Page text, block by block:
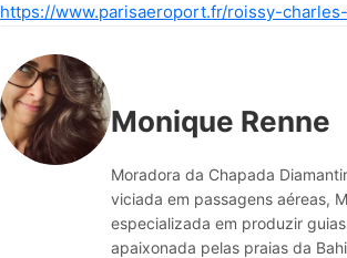
https://www.parisaeroport.fr/roissy-
Monique Renne
Moradora da Chapada
viciada em passagens aéreas,
especializada em produzir
apaixonada pelas praias da